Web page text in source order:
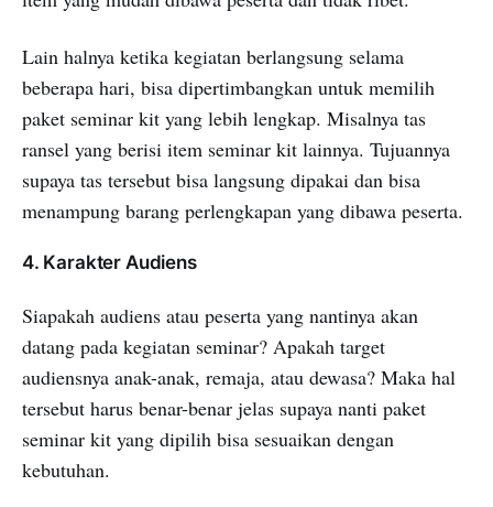
Lain halnya ketika kegiatan berlangsung selama
beberapa hari, bisa dipertimbangkan untuk memilih
paket seminar kit yang lebih lengkap. Misalnya tas
ransel yang berisi item seminar kit lainnya. Tujuannya
supaya tas tersebut bisa langsung dipakai dan bisa
menampung barang perlengkapan yang dibawa peserta.
4. Karakter Audiens
Siapakah audiens atau peserta yang nantinya akan
datang pada kegiatan seminar? Apakah target
audiensnya anak-anak, remaja, atau dewasa? Maka hal
tersebut harus benar-benar jelas supaya nanti paket
seminar kit yang dipilih bisa sesuaikan dengan
kebutuhan.